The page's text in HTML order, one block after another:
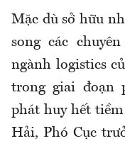
Mặc dù sở hữu
song các
ngành logistics
trong giai đoạn
phát huy hết
Hải, Phó Cục